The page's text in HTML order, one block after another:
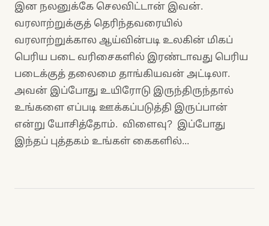
இன நலனுக்கே செலவிட்டான் இவன்.
வரலாற்றுக்குத் தெரிந்தவரையில்
வரலாற்றுக்கால ஆய்வின்படி உலகின் மிகப்
பெரிய படை வரிசைகளில் இரண்டாவது பெரிய
படைக்குத் தலைமை தாங்கியவன் அட்டிலா.
அவன் இப்போது உயிரோடு இருந்திருந்தால்
உங்களை எப்படி ஊக்கப்படுத்தி இருப்பான்
என்று யோசித்தோம். விளைவு? இப்போது
இந்தப் புத்தகம் உங்கள் கைகளில்...